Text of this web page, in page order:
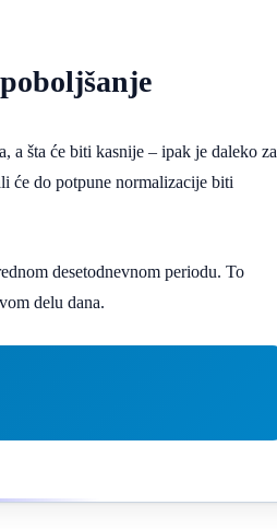
a šta će biti kasnije – ipak je daleko za
će do potpune normalizacije biti
desetodnevnom periodu. To
delu dana.